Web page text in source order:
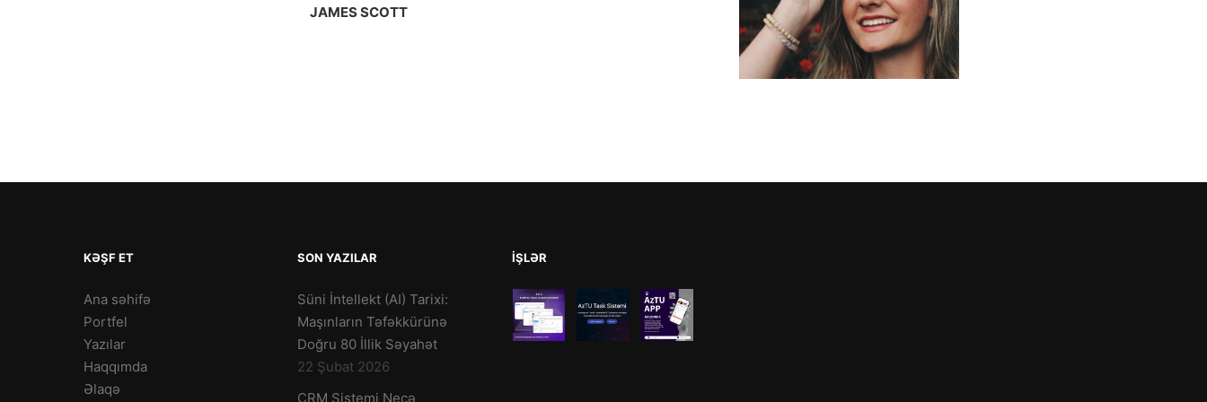
JAMES SCOTT
KƏŞF ET
Ana səhifə
Portfel
Yazılar
Haqqımda
Əlaqə
SON YAZILAR
Süni İntellekt (AI) Tarixi:
Maşınların Təfəkkürünə
Doğru 80 İllik Səyahət
22 Şubat 2026
CRM Sistemi Necə
İŞLƏR